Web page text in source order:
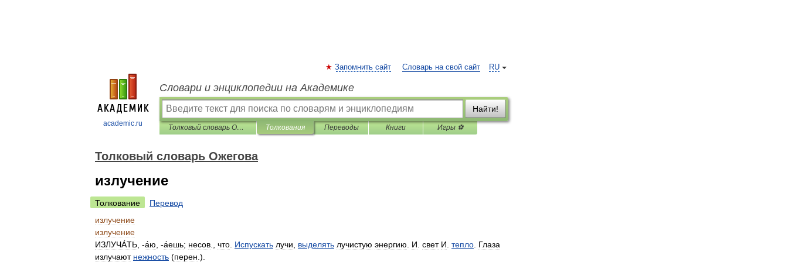
academic.ru
RU
Запомнить сайт Словарь на свой сайт
Словари и энциклопедии на Академике
Найти!
Толковый словарь Ожегова Толкования Переводы Книги Игры ⚽
Толковый словарь Ожегова
излучение
Толкование
Перевод
излучение
излучение
ИЗЛУЧА́ТЬ , -а́ю , -а́ешь; несов что Испускать лучи выделять лучистую энергию И свет И тепло Глаза
излучают нежность (перен .).